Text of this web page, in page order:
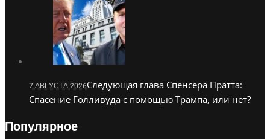
7 АВГУСТА 2026Следующая глава Спенсера Пратта:
Спасение Голливуда с помощью Трампа, или нет?
Популярное